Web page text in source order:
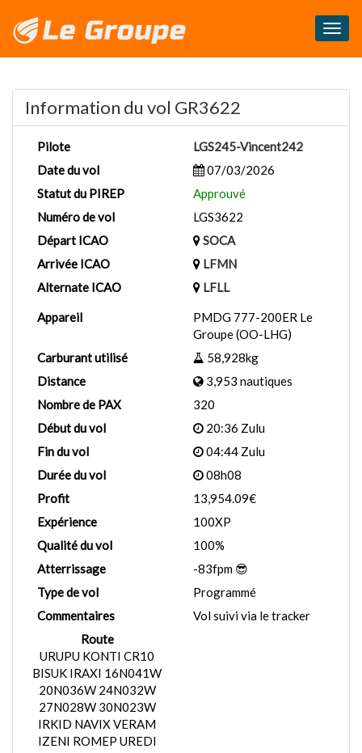
Information du vol GR3622
Pilote
LGS245-Vincent242
Date du vol
07/03/2026
Statut du PIREP
Approuvé
Numéro de vol
LGS3622
Départ ICAO
SOCA
Arrivée ICAO
LFMN
Alternate ICAO
LFLL
Appareil
PMDG 777-200ER Le
Groupe (OO-LHG)
Carburant utilisé
58,928kg
Distance
3,953 nautiques
Nombre de PAX
320
Début du vol
20:36 Zulu
Fin du vol
04:44 Zulu
Durée du vol
08h08
Profit
13,954.09€
Expérience
100XP
Qualité du vol
100%
Atterrissage
-83fpm 😎
Type de vol
Programmé
Commentaires
Vol suivi via le tracker
Route
URUPU KONTI CR10
BISUK IRAXI 16N041W
20N036W 24N032W
27N028W 30N023W
IRKID NAVIX VERAM
IZENI ROMEP UREDI